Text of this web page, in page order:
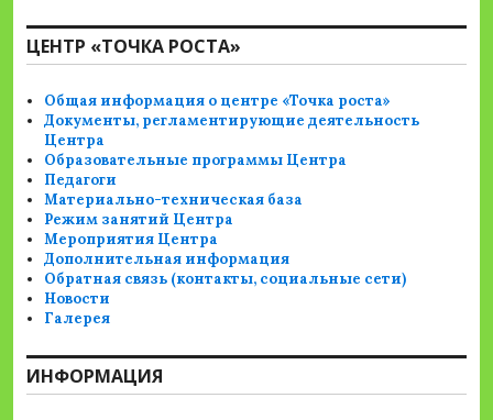
ЦЕНТР «ТОЧКА РОСТА»
Общая информация о центре «Точка роста»
Документы, регламентирующие деятельность
Центра
Образовательные программы Центра
Педагоги
Материально-техническая база
Режим занятий Центра
Мероприятия Центра
Дополнительная информация
Обратная связь (контакты, социальные сети)
Новости
Галерея
ИНФОРМАЦИЯ